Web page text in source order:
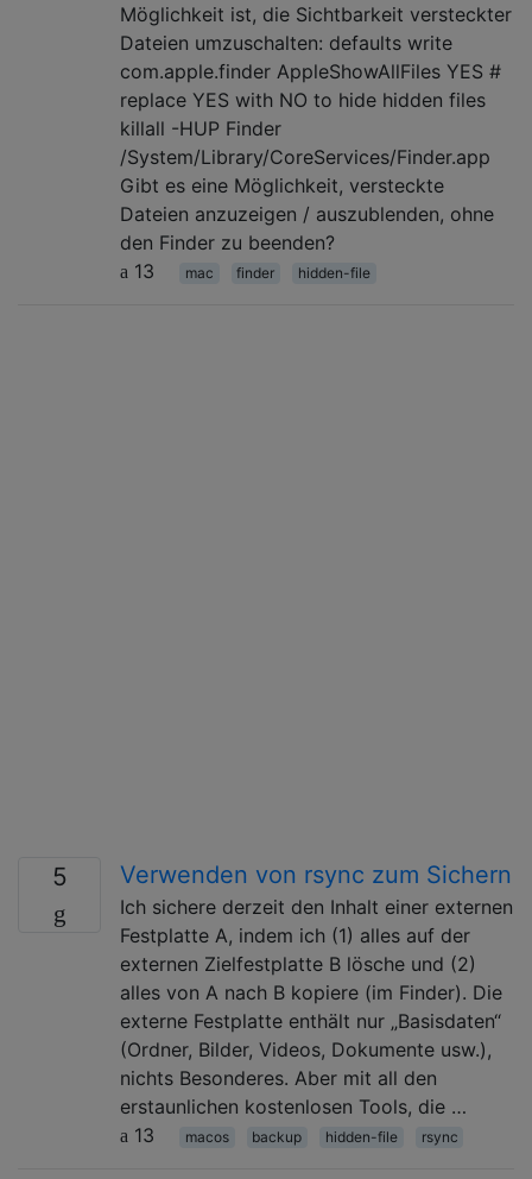
Möglichkeit ist, die Sichtbarkeit versteckter
Dateien umzuschalten: defaults write
com.apple.finder AppleShowAllFiles YES #
replace YES with NO to hide hidden files
killall -HUP Finder
/System/Library/CoreServices/Finder.app
Gibt es eine Möglichkeit, versteckte
Dateien anzuzeigen / auszublenden, ohne
den Finder zu beenden?
13
mac finder hidden-file
5 Verwenden von rsync zum Sichern
Ich sichere derzeit den Inhalt einer externen
Festplatte A, indem ich (1) alles auf der
externen Zielfestplatte B lösche und (2)
alles von A nach B kopiere (im Finder). Die
externe Festplatte enthält nur „Basisdaten“
(Ordner, Bilder, Videos, Dokumente usw.),
nichts Besonderes. Aber mit all den
erstaunlichen kostenlosen Tools, die …
13
macos backup hidden-file rsync